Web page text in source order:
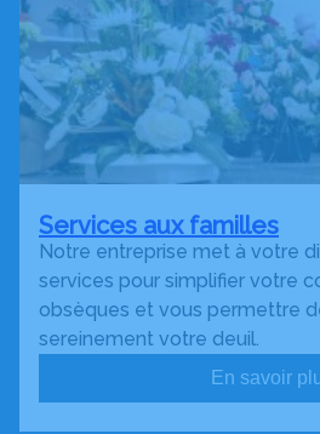
Services aux familles
Notre entreprise met à votre
services pour simplifier votre
obsèques et vous permettre
sereinement votre deuil.
En savoir